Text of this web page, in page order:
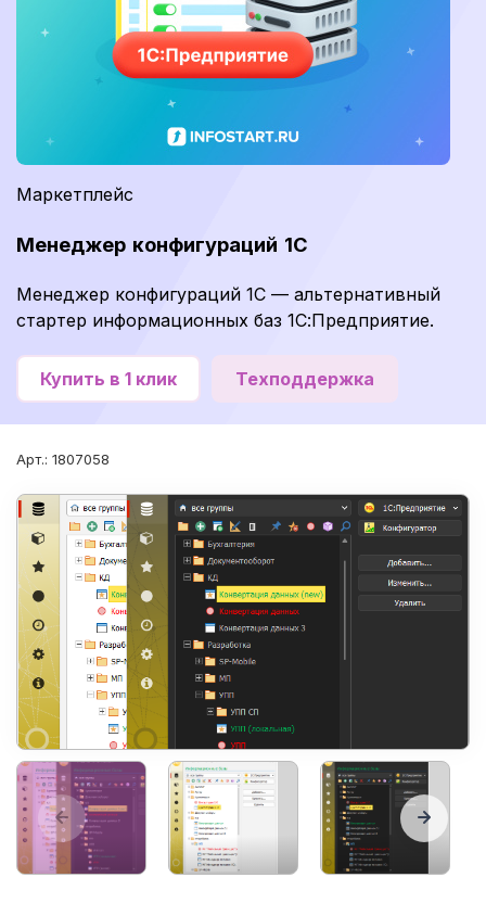
Маркетплейс
Менеджер конфигураций 1С
Менеджер конфигураций 1С — альтернативный
стартер информационных баз 1С:Предприятие.
Купить в 1 клик Техподдержка
Арт.: 1807058